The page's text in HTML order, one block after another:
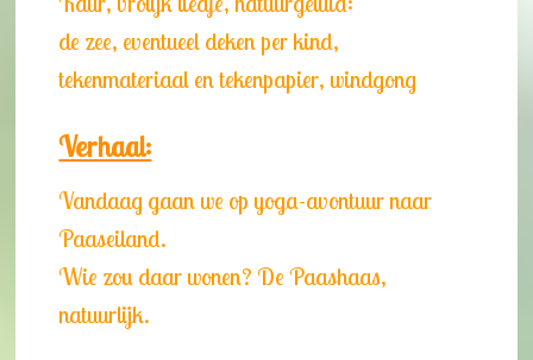
de zee, eventueel deken per kind,
tekenmateriaal en tekenpapier, windgong
Verhaal:
Vandaag gaan we op yoga-avontuur naar
Paaseiland.
Wie zou daar wonen? De Paashaas,
natuurlijk.